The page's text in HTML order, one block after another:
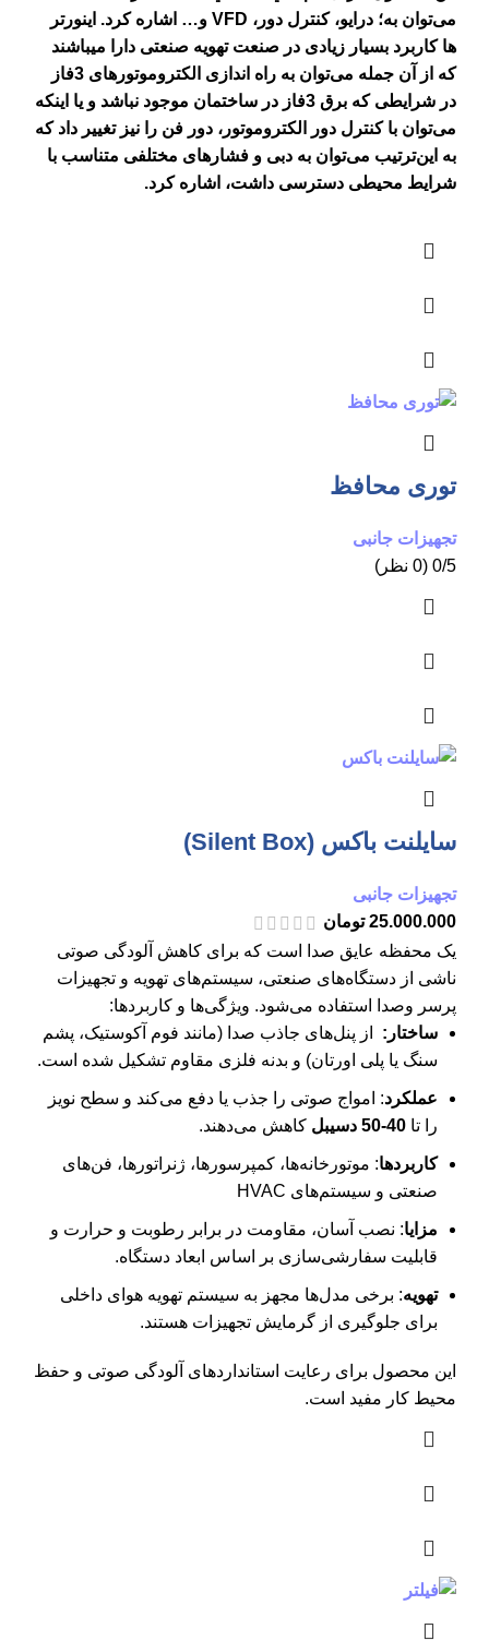
می‌توان به؛ درایو، کنترل دور، VFD و… اشاره کرد. اینورتر
ها کاربرد بسیار زیادی در صنعت تهویه صنعتی دارا میباشند
که از آن جمله‌ می‌توان به راه اندازی الکتروموتورهای 3فاز
در شرایطی که برق 3فاز در ساختمان موجود نباشد و یا اینکه
می‌توان با کنترل دور الکتروموتور، دور فن را نیز تغییر داد که
به این‌ترتیب می‌توان به دبی و فشارهای مختلفی متناسب با
شرایط محیطی دسترسی داشت، اشاره کرد.
توری محافظ
تجهیزات جانبی
0/5 (0 نظر)
سایلنت باکس (Silent Box)
تجهیزات جانبی
25.000.000 تومان
یک محفظه عایق صدا است که برای کاهش آلودگی صوتی
ناشی از دستگاه‌های صنعتی، سیستم‌های تهویه و تجهیزات
پرسر وصدا استفاده می‌شود. ویژگی‌ها و کاربردها:
ساختار:
از پنل‌های جاذب صدا (مانند فوم آکوستیک، پشم
سنگ یا پلی اورتان) و بدنه فلزی مقاوم تشکیل شده است.
عملکرد: امواج صوتی را جذب یا دفع می‌کند و سطح نویز
را تا 40-50 دسیبل کاهش می‌دهند.
کاربردها: موتورخانه‌ها، کمپرسورها، ژنراتورها، فن‌های
صنعتی و سیستم‌های HVAC
مزایا: نصب آسان، مقاومت در برابر رطوبت و حرارت و
قابلیت سفارشی‌سازی بر اساس ابعاد دستگاه.
تهویه: برخی مدل‌ها مجهز به سیستم تهویه هوای داخلی
برای جلوگیری از گرمایش تجهیزات هستند.
این محصول برای رعایت استانداردهای آلودگی صوتی و حفظ
محیط کار مفید است.